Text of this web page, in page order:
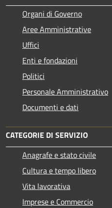
Organi di Governo
Aree Amministrative
Uffici
Enti e fondazioni
Politici
Personale Amministrativo
Documenti e dati
CATEGORIE DI SERVIZIO
Anagrafe e stato civile
Cultura e tempo libero
Vita lavorativa
Imprese e Commercio